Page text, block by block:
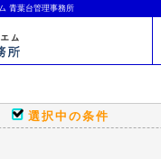
青葉台管理事務所
選択中の条件